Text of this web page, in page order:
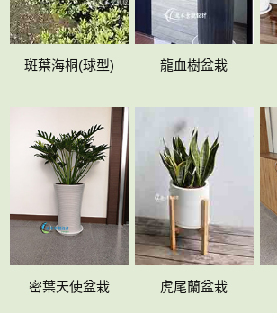
斑葉海桐(球型) 龍血樹盆栽
密葉天使盆栽 虎尾蘭盆栽